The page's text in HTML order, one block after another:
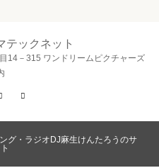
テックネット
14－315 ワンドリームピクチャーズ
Facebook
グ・ラジオDJ麻生けんたろうのサ